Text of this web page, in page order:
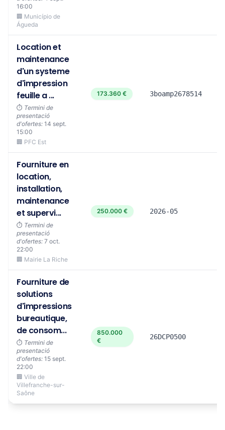
16:00
🏢 Município de
Águeda
Location et
maintenance
d'un systeme
d'impression
feuille a ...
⏱️ Termini de
presentació
d'ofertes: 14 sept.
15:00
🏢 PFC Est
173.360 € 3boamp2678514
Fourniture en
location,
installation,
maintenance
et supervi...
⏱️ Termini de
presentació
d'ofertes: 7 oct.
22:00
🏢 Mairie La Riche
250.000 € 2026-05
Fourniture de
solutions
d'impressions
bureautique,
de consom...
⏱️ Termini de
presentació
d'ofertes: 15 sept.
22:00
🏢 Ville de
Villefranche-sur-
Saône
850.000
€
26DCP0500